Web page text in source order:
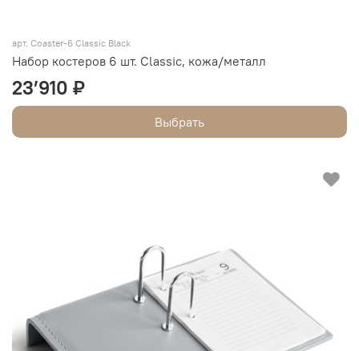
арт. Coaster-6 Classic Black
Набор костеров 6 шт. Classic, кожа/металл
23’910 ₽
Выбрать